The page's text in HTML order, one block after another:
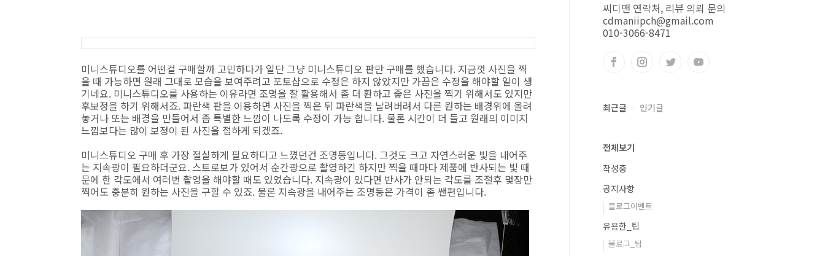
미니스튜디오를 어떤걸 구매할까 고민하다가 일단 그냥 미니스튜디오 판만 구매를 했습니다. 지금껏 사진을 찍
을 때 가능하면 원래 그대로 모습을 보여주려고 포토샵으로 수정은 하지 않았지만 가끔은 수정을 해야할 일이 생
기네요. 미니스튜디오를 사용하는 이유라면 조명을 잘 활용해서 좀 더 환하고 좋은 사진을 찍기 위해서도 있지만
후보정을 하기 위해서죠. 파란색 판을 이용하면 사진을 찍은 뒤 파란색을 날려버려서 다른 원하는 배경위에 올려
놓거나 또는 배경을 만들어서 좀 특별한 느낌이 나도록 수정이 가능 합니다. 물론 시간이 더 들고 원래의 이미지
느낌보다는 많이 보정이 된 사진을 접하게 되겠죠.
미니스튜디오 구매 후 가장 절실하게 필요하다고 느꼈던건 조명등입니다. 그것도 크고 자연스러운 빛을 내어주
는 지속광이 필요하더군요. 스트로보가 있어서 순간광으로 촬영하긴 하지만 찍을 때마다 제품에 반사되는 빛 때
문에 한 각도에서 여러번 촬영을 해야할 때도 있었습니다. 지속광이 있다면 반사가 안되는 각도를 조절후 몇장만
찍어도 충분히 원하는 사진을 구할 수 있죠. 물론 지속광을 내어주는 조명등은 가격이 좀 쌘편입니다.
씨디맨 연락처, 리뷰 의뢰 문의
cdmaniipch@gmail.com
010-3066-8471
최근글 인기글
전체보기
작성중
공지사항
블로그이벤트
유용한_팁
블로그_팁